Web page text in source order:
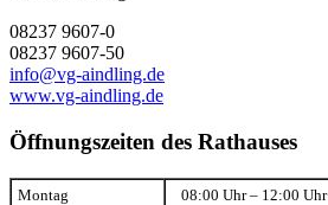
08237 9607-0
08237 9607-50
info@vg-aindling.de
www.vg-aindling.de
Öffnungszeiten des Rathauses
Montag 08:00 Uhr – 12:00 Uhr